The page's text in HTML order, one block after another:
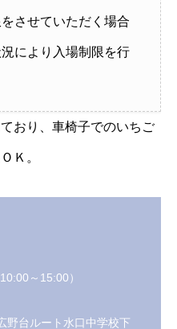
させていただく場合
により入場制限を行
おり、車椅子でのいちご
Ｋ。
～15:00）
野台ルート水口中学校下